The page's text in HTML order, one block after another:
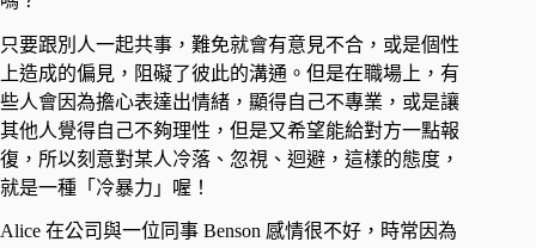
只要跟別人一起共事，難免就會有意見不合，或是個性
上造成的偏見，阻礙了彼此的溝通。但是在職場上，有
些人會因為擔心表達出情緒，顯得自己不專業，或是讓
其他人覺得自己不夠理性，但是又希望能給對方一點報
復，所以刻意對某人冷落、忽視、迴避，這樣的態度，
就是一種「冷暴力」喔！
Alice 在公司與一位同事 Benson 感情很不好，時常因為